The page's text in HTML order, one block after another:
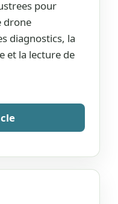
pour
drone
diagnostics, la
et la lecture de